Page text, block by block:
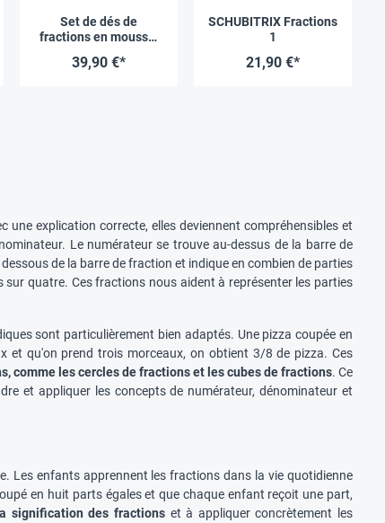
Set de dés de
fractions en mousse,
39,90 €*
SCHUBITRIX Fractions
1
21,90 €*
explication correcte, elles deviennent compréhensibles et
Le numérateur se trouve au-dessus de la barre de
de la barre de fraction et indique en combien de parties
quatre. Ces fractions nous aident à représenter les parties
sont particulièrement bien adaptés. Une pizza coupée en
et qu'on prend trois morceaux, on obtient 3/8 de pizza. Ces
comme les cercles de fractions et les cubes de fractions. Ce
et appliquer les concepts de numérateur, dénominateur et
Les enfants apprennent les fractions dans la vie quotidienne
en huit parts égales et que chaque enfant reçoit une part,
la signification des fractions et à appliquer concrètement les